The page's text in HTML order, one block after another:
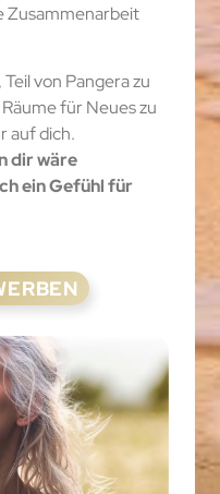
Zusammenarbeit
von Pangera zu
für Neues zu
auf dich.
dir wäre
ein Gefühl für